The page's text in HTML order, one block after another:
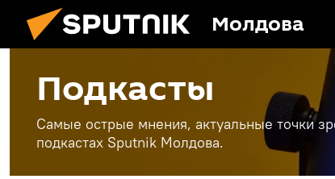
Молдова
Подкасты
Самые острые мнения, актуальные точки
подкастах Sputnik Молдова.